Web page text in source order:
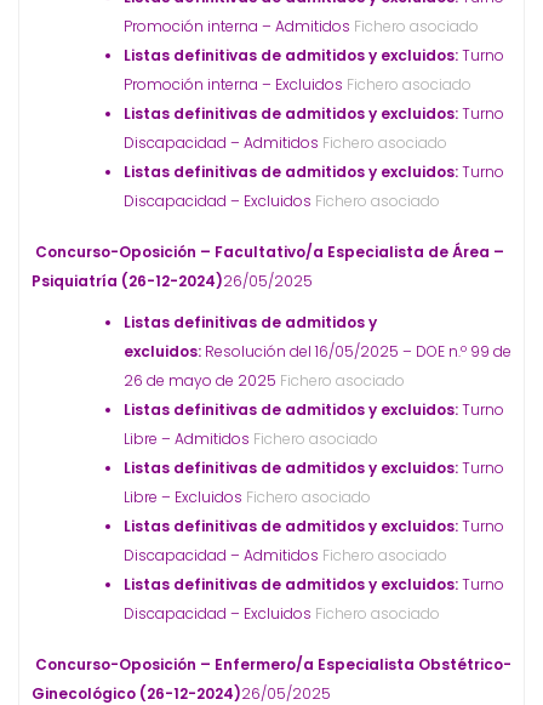
Promoción interna – Admitidos Fichero asociado
Listas definitivas de admitidos y excluidos:Turno
Promoción interna – Excluidos Fichero asociado
Listas definitivas de admitidos y excluidos:Turno
Discapacidad – Admitidos Fichero asociado
Listas definitivas de admitidos y excluidos:Turno
Discapacidad – Excluidos Fichero asociado
Concurso-Oposición – Facultativo/a Especialista de Área –
Psiquiatría (26-12-2024)26/05/2025
Listas definitivas de admitidos y
excluidos: Resolución del 16/05/2025 – DOE n.º 99 de
26 de mayo de 2025 Fichero asociado
Listas definitivas de admitidos y excluidos:Turno
Libre – Admitidos Fichero asociado
Listas definitivas de admitidos y excluidos:Turno
Libre – Excluidos Fichero asociado
Listas definitivas de admitidos y excluidos:Turno
Discapacidad – Admitidos Fichero asociado
Listas definitivas de admitidos y excluidos:Turno
Discapacidad – Excluidos Fichero asociado
Concurso-Oposición – Enfermero/a Especialista Obstétrico-
Ginecológico (26-12-2024)26/05/2025